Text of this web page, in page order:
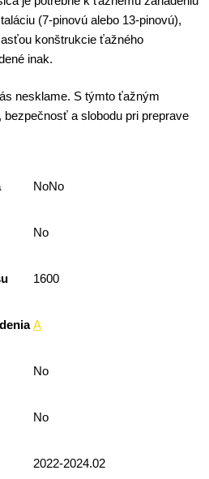
(7-pinovú alebo 13-pinovú),
konštrukcie ťažného
inak.
nesklame. S týmto ťažným
a slobodu pri preprave
NoNo
No
1600
A
No
No
2022-2024.02